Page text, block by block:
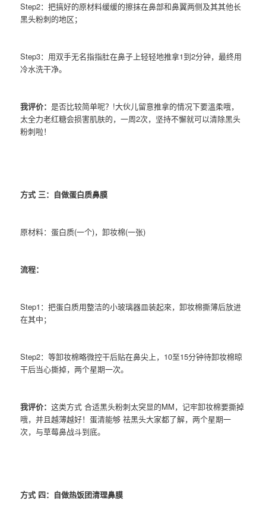
Step2：把搞好的原材料缓缓的擦抹在鼻部和鼻翼两侧及其其他长
黑头粉刺的地区；
Step3：用双手无名指指肚在鼻子上轻轻地推拿1到2分钟，最终用
冷水洗干净。
我评价：是否比较简单呢？!大伙儿留意推拿的情况下要溫柔哦，
太全力老红糖会损害肌肤的，一周2次，坚持不懈就可以清除黑头
粉刺啦！
方式 三：自做蛋白质鼻膜
原材料：蛋白质(一个)，卸妆棉(一张)
流程：
Step1：把蛋白质用整洁的小玻璃器皿装起來，卸妆棉撕薄后放进
在其中；
Step2：等卸妆棉略微控干后贴在鼻尖上，10至15分钟待卸妆棉晾
干后当心撕掉，两个星期一次。
我评价：这类方式 合适黑头粉刺太突显的MM，记牢卸妆棉要撕掉
哦，并且越薄越好！蛋清能够 祛黑头大家都了解，两个星期一
次，与草莓鼻战斗到底。
方式 四：自做热饭团清理鼻膜